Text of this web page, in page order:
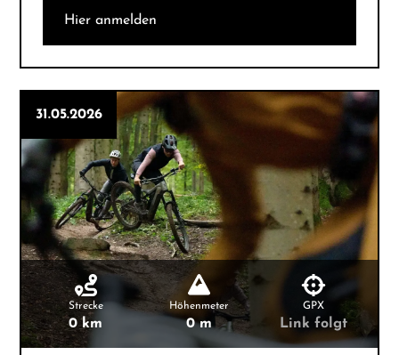
Hier anmelden
31.05.2026
Strecke
0 km
Höhenmeter
0 m
GPX
Link folgt